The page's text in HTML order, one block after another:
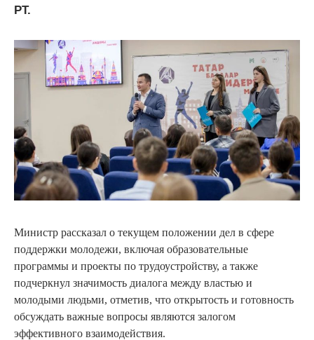
РТ.
Министр рассказал о текущем положении дел в сфере
поддержки молодежи, включая образовательные
программы и проекты по трудоустройству, а также
подчеркнул значимость диалога между властью и
молодыми людьми, отметив, что открытость и готовность
обсуждать важные вопросы являются залогом
эффективного взаимодействия.